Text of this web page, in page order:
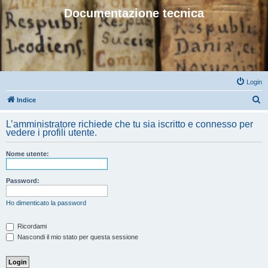
Documentazione tecnica
Login
Indice
c
L’amministratore richiede che tu sia iscritto e connesso per
vedere i profili utente.
Nome utente:
Password:
Ho dimenticato la password
Ricordami
Nascondi il mio stato per questa sessione